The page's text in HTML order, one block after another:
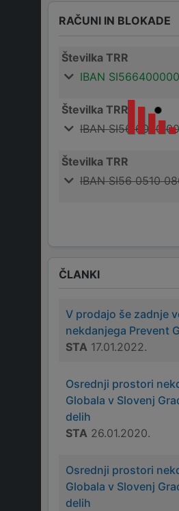
RAČUNI IN BLOKADE
Številka TRR
IBAN
Številka TRR
IBAN SI56 6000
Številka TRR
IBAN SI56 0510
ČLANKI
V prodajo še zadnje
nekdanjega Prevent
STA 17.01.2022.
Osrednji prostori
Globala v Slovenj
delih
STA 26.01.2020.
Osrednji prostori
Globala v Slovenj
delih